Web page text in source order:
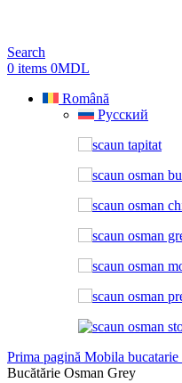
Search
0 items 0MDL
Română
Русский
Prima pagină Mobila bucatarie
Bucătărie Osman Grey